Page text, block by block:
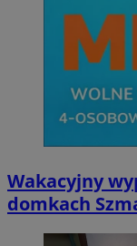
Wakacyjny
domkach